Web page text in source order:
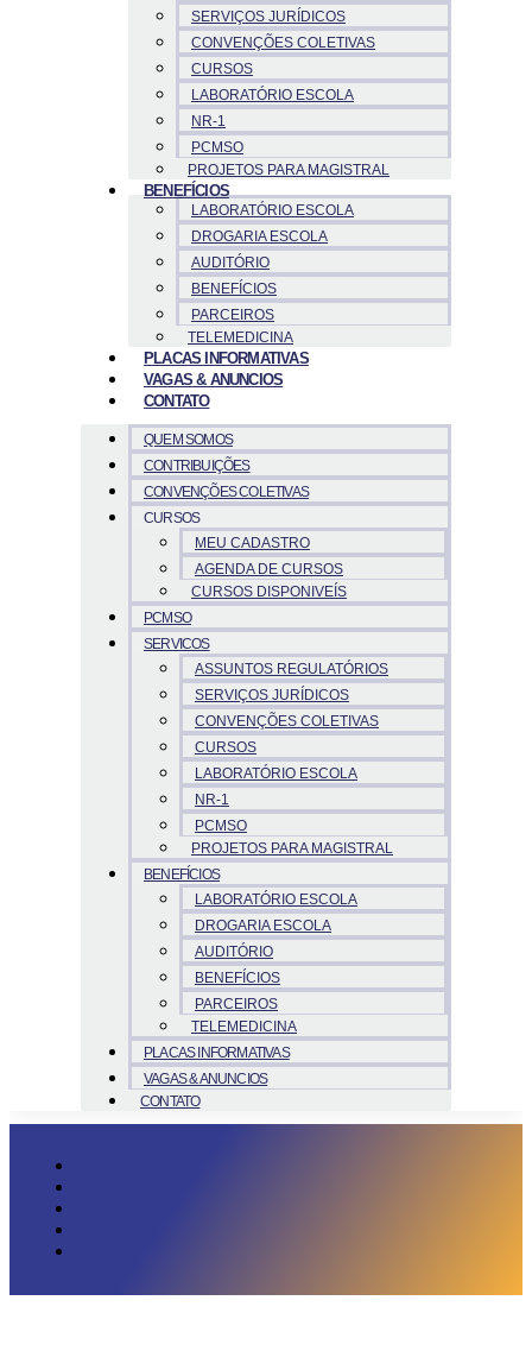
SERVIÇOS JURÍDICOS
CONVENÇÕES COLETIVAS
CURSOS
LABORATÓRIO ESCOLA
NR-1
PCMSO
PROJETOS PARA MAGISTRAL
BENEFÍCIOS
LABORATÓRIO ESCOLA
DROGARIA ESCOLA
AUDITÓRIO
BENEFÍCIOS
PARCEIROS
TELEMEDICINA
PLACAS INFORMATIVAS
VAGAS & ANUNCIOS
CONTATO
QUEM SOMOS
CONTRIBUIÇÕES
CONVENÇÕES COLETIVAS
CURSOS
MEU CADASTRO
AGENDA DE CURSOS
CURSOS DISPONIVEÍS
PCMSO
SERVICOS
ASSUNTOS REGULATÓRIOS
SERVIÇOS JURÍDICOS
CONVENÇÕES COLETIVAS
CURSOS
LABORATÓRIO ESCOLA
NR-1
PCMSO
PROJETOS PARA MAGISTRAL
BENEFÍCIOS
LABORATÓRIO ESCOLA
DROGARIA ESCOLA
AUDITÓRIO
BENEFÍCIOS
PARCEIROS
TELEMEDICINA
PLACAS INFORMATIVAS
VAGAS & ANUNCIOS
CONTATO